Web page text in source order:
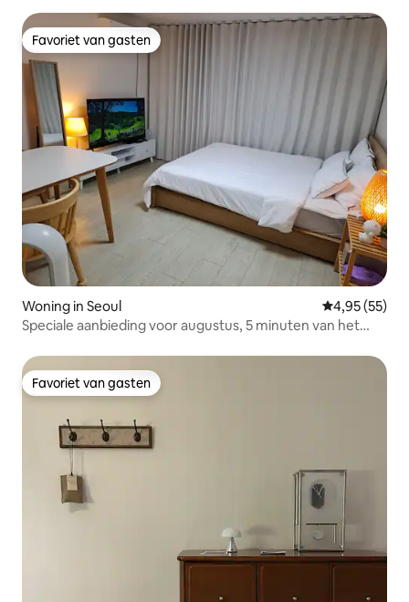
Favoriet van gasten
Favoriet van gasten
Woning in Seoul Gemiddelde
4,95 (55)
Speciale aanbieding voor augustus, 5 minuten van het
Dongdaemun, Gangnam, KSPO DOME, Netflix
Favoriet van gasten
Favoriet van gasten